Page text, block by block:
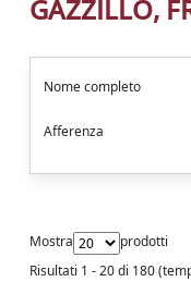
GAZZILLO,
Nome completo
Afferenza
Mostra
prodotti
Risultati 1 - 20 di 180